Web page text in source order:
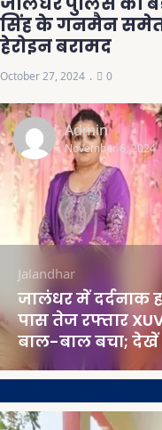
सिंह के गनमैन समेत
हेरोइन बरामद
October 27, 2024 0
Admin
November 6, 2024
Jalandhar
जालंधर में दर्दनाक
पास तेज रफ्तार
बाल-बाल बचा; देखें